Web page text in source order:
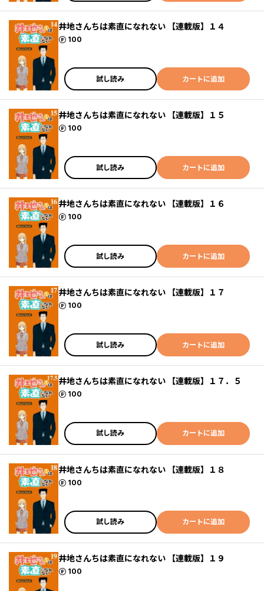
井地さんちは素直になれない 【連載版】１４
100
ポイント
試し読み カートに追加
井地さんちは素直になれない 【連載版】１５
100
ポイント
試し読み カートに追加
井地さんちは素直になれない 【連載版】１６
100
ポイント
試し読み カートに追加
井地さんちは素直になれない 【連載版】１７
100
ポイント
試し読み カートに追加
井地さんちは素直になれない 【連載版】１７．５
100
ポイント
試し読み カートに追加
井地さんちは素直になれない 【連載版】１８
100
ポイント
試し読み カートに追加
井地さんちは素直になれない 【連載版】１９
100
ポイント